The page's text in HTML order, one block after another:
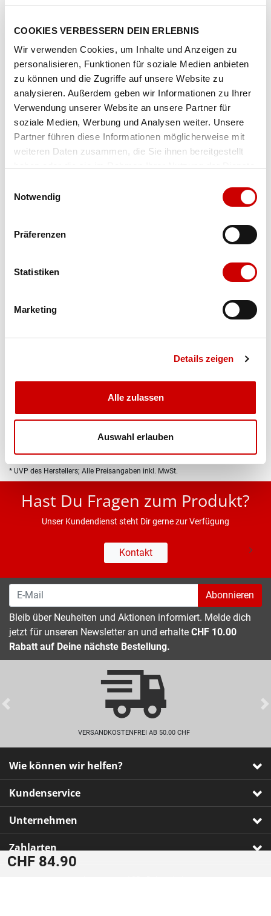
COOKIES VERBESSERN DEIN ERLEBNIS
Wir verwenden Cookies, um Inhalte und Anzeigen zu
personalisieren, Funktionen für soziale Medien anbieten
zu können und die Zugriffe auf unsere Website zu
analysieren. Außerdem geben wir Informationen zu Ihrer
Verwendung unserer Website an unsere Partner für
soziale Medien, Werbung und Analysen weiter. Unsere
Partner führen diese Informationen möglicherweise mit
weiteren Daten zusammen, die Sie ihnen bereitgestellt
Notwendig
Präferenzen
Statistiken
Marketing
Details zeigen
Alle zulassen
Auswahl erlauben
Artikel-Nr.199380-1052-1001
Farbe sand Menge
Verfügbarkeit:
CHF 84.90
IN DEN WARENKORB
Bis 17:00 Uhr bestellen: morgen geliefert - ab CHF 50.00
Eigenschaften
* UVP des Herstellers; Alle Preisangaben inkl. MwSt.
Hast Du Fragen zum Produkt?
Unser Kundendienst steht Dir gerne zur Verfügung
Kontakt
Abonnieren
Bleib über Neuheiten und Aktionen informiert. Melde dich
jetzt für unseren Newsletter an und erhalte CHF 10.00
Rabatt auf Deine nächste Bestellung.
VERSANDKOSTENFREI AB 50.00 CHF
Previous
Wie können wir helfen?
Kundenservice
Unternehmen
Zahlarten